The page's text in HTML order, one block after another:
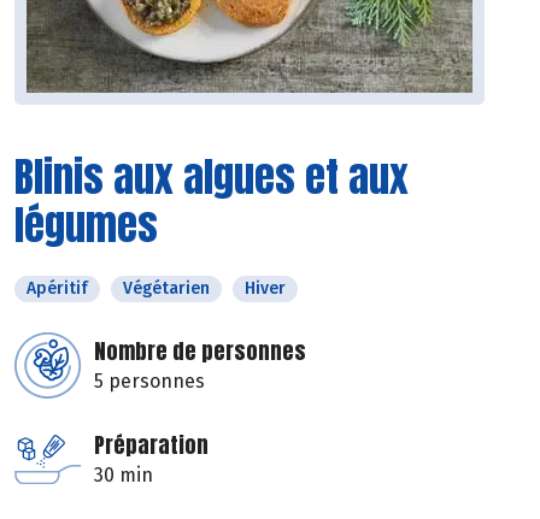
Blinis aux algues et aux
légumes
Apéritif Végétarien Hiver
Nombre de personnes
5 personnes
Préparation
30 min